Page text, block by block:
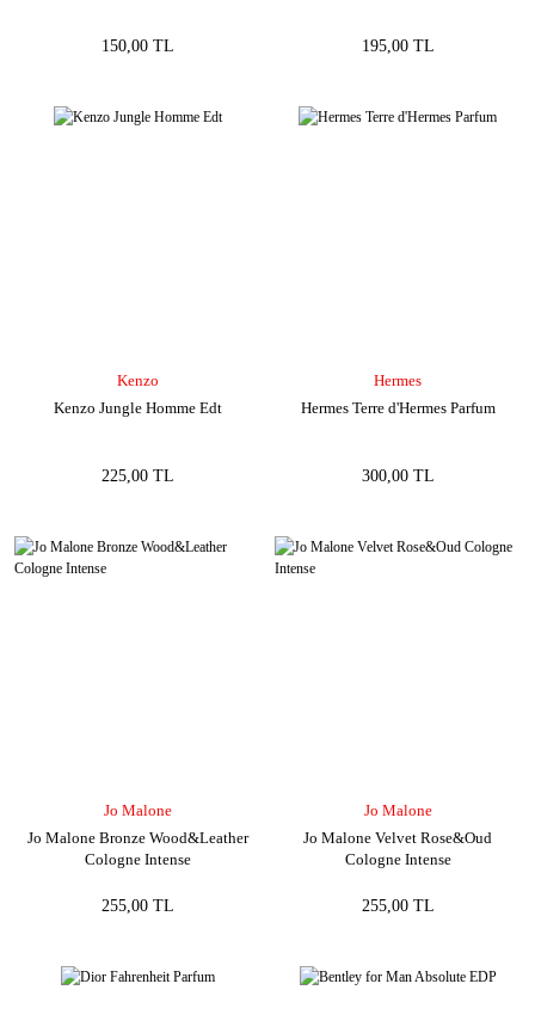
150,00 TL 195,00 TL
Kenzo
Kenzo Jungle Homme Edt
225,00 TL
Hermes
Hermes Terre d'Hermes Parfum
300,00 TL
Jo Malone
Jo Malone Bronze Wood&Leather
Cologne Intense
255,00 TL
Jo Malone
Jo Malone Velvet Rose&Oud
Cologne Intense
255,00 TL